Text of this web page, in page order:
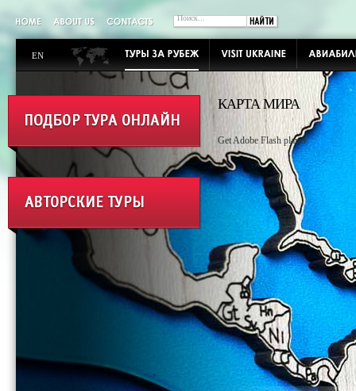
EN
КАРТА МИРА
Get Adobe Flash player